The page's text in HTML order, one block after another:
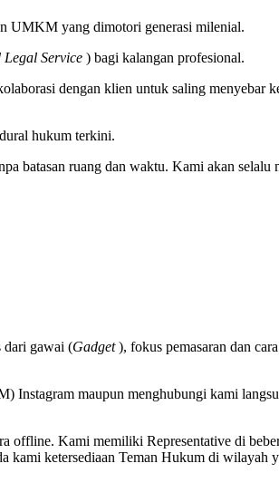
UMKM yang dimotori generasi milenial.
Legal Service ) bagi kalangan profesional.
dengan klien untuk saling menyebar
hukum terkini.
batasan ruang dan waktu. Kami akan
dari gawai (Gadget), fokus pemasaran dan
maupun menghubungi kami
offline. Kami memiliki Representative di
ketersediaan Teman Hukum di wilayah